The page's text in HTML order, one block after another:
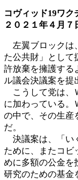
新
日
:
コヴィッド19ワ
２０２１年４月
左翼ブロックは
た公共財」として
許放棄を擁護する
ル議会決議案を提
こうして党は、
に加わっている。
の中で、その生産
だ。
決議案は、「い
ために、またコビ
めに多額の公金を
研究のための基金